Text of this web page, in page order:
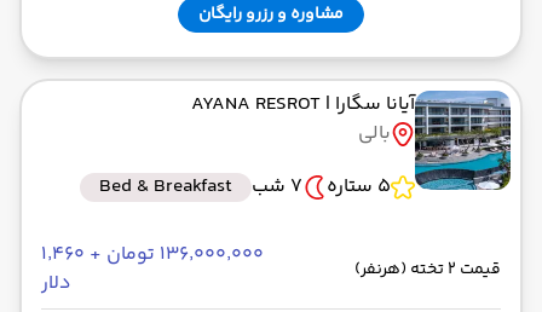
مشاوره و رزرو رایگان
آیانا سگارا | AYANA RESROT
بالی
5 ستاره
7 شب Bed & Breakfast
قیمت 2 تخته (هرنفر)
۱۳۶٬۰۰۰٬۰۰۰ تومان + ۱٬۴۶۰
دلار